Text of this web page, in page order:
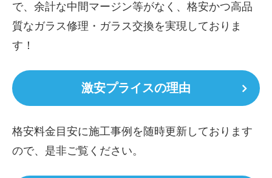
で、余計な中間マージン等がなく、格安かつ高品
質なガラス修理・ガラス交換を実現しておりま
す！
激安プライスの理由
格安料金目安に施工事例を随時更新しております
ので、是非ご覧ください。